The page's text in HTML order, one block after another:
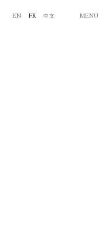
EN FR 中文 MENU